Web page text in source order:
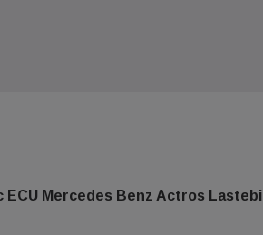
ECU Mercedes Benz Actros Lastebil